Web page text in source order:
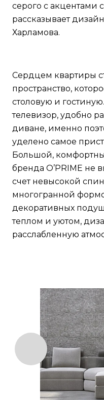
серого с акцентами
рассказывает
Харламова.
Сердцем квартиры
пространство,
столовую и
телевизор, удобно
диване, именно
уделено самое
Большой,
бренда O’PRIME не
счет невысокой
многогранной
декоративных
теплом и уютом,
расслабленную